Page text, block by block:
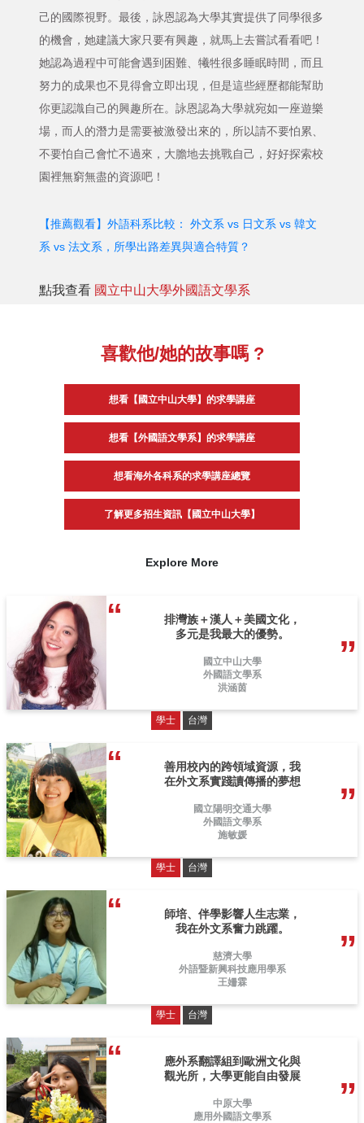
己的國際視野。最後，詠恩認為大學其實提供了同學很多
的機會，她建議大家只要有興趣，就馬上去嘗試看看吧！
她認為過程中可能會遇到困難、犧牲很多睡眠時間，而且
努力的成果也不見得會立即出現，但是這些經歷都能幫助
你更認識自己的興趣所在。詠恩認為大學就宛如一座遊樂
場，而人的潛力是需要被激發出來的，所以請不要怕累、
不要怕自己會忙不過來，大膽地去挑戰自己，好好探索校
園裡無窮無盡的資源吧！
【推薦觀看】外語科系比較： 外文系 vs 日文系 vs 韓文
系 vs 法文系，所學出路差異與適合特質？
點我查看 國立中山大學外國語文學系
喜歡他/她的故事嗎 ?
想看【國立中山大學】的求學講座
想看【外國語文學系】的求學講座
想看海外各科系的求學講座總覽
了解更多招生資訊【國立中山大學】
Explore More
排灣族＋漢人＋美國文化，
多元是我最大的優勢。
國立中山大學
外國語文學系
洪涵茵
學士 台灣
善用校內的跨領域資源，我
在外文系實踐讀傳播的夢想
國立陽明交通大學
外國語文學系
施敏媛
學士 台灣
師培、伴學影響人生志業，
我在外文系奮力跳躍。
慈濟大學
外語暨新興科技應用學系
王姍霖
學士 台灣
應外系翻譯組到歐洲文化與
觀光所，大學更能自由發展
中原大學
應用外國語文學系